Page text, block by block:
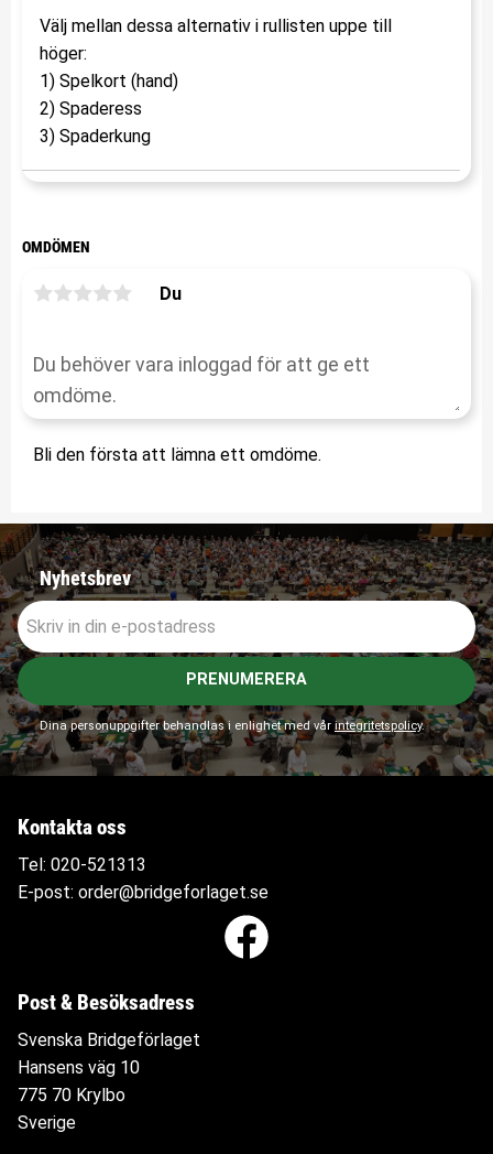
Välj mellan dessa alternativ i rullisten uppe till
höger:
1) Spelkort (hand)
2) Spaderess
3) Spaderkung
OMDÖMEN
Du
Bli den första att lämna ett omdöme.
Nyhetsbrev
PRENUMERERA
Dina personuppgifter behandlas i enlighet med vår integritetspolicy.
Kontakta oss
Tel: 020-521313
E-post: order@bridgeforlaget.se
Post & Besöksadress
Svenska Bridgeförlaget
Hansens väg 10
775 70 Krylbo
Sverige